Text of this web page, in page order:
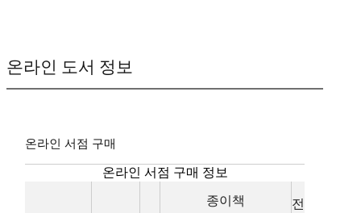
온라인 도서 정보
온라인 서점 구매
온라인 서점 구매 정보
종이책
전